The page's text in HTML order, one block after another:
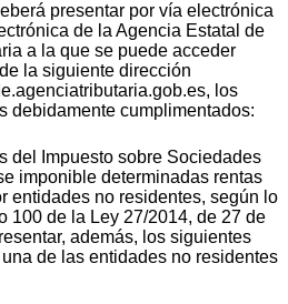
presentar por vía electrónica
de la Agencia Estatal de
a la que se puede acceder
la siguiente dirección
los
debidamente cumplimentados:
Impuesto sobre Sociedades
imponible determinadas rentas
entidades no residentes, según lo
100 de la Ley 27/2014, de 27 de
además, los siguientes
de las entidades no residentes